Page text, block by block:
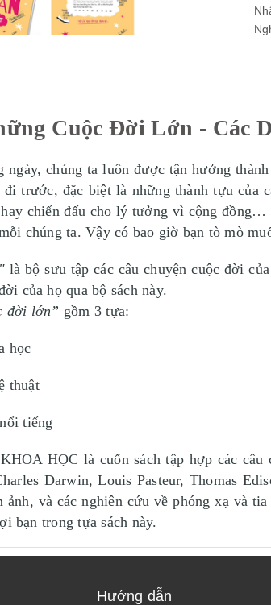
Cuộc Đời Lớn - Các
ngày, chúng ta luôn được tận hưởng
đi trước, đặc biệt là những thành tựu
chiến đấu cho lý tưởng vì cộng
chúng ta. Vậy có bao giờ bạn tò mò
là bộ sưu tập các câu chuyện cuộc đời
của họ qua bộ sách này.
đời lớn” gồm 3 tựa:
học
thuật
tiếng
HỌC là cuốn sách tập hợp các câu
Darwin, Louis Pasteur, Thomas
ảnh, và các nghiên cứu về phóng xạ và
bạn trong tựa sách này.
Hướng dẫn